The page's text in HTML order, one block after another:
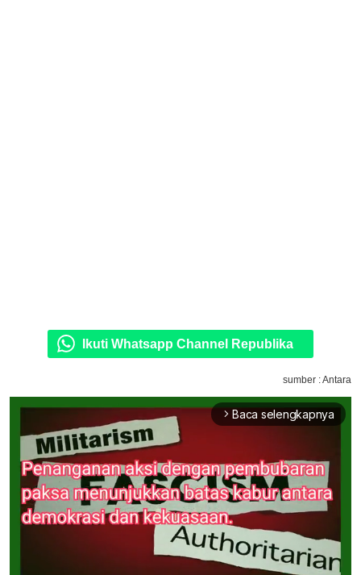
Ikuti Whatsapp Channel Republika
sumber : Antara
arrow_forward_ios Baca selengkapnya